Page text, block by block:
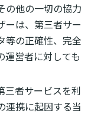
の他の一切の協力
ーは、第三者サー
等の正確性、完全
運営者に対しても
三者サービスを利
連携に起因する当